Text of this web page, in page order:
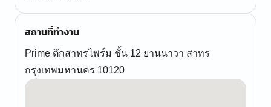
สถานที่ทำงาน
Prime ตึกสาทรไพร์ม ชั้น 12 ยานนาวา สาทร
กรุงเทพมหานคร 10120